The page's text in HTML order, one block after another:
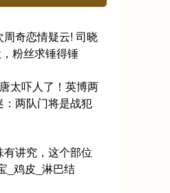
奇恋情疑云! 司晓
粉丝求锤得锤
太吓人了！英博两
：两队门将是战犯
有讲究，这个部位
_鸡皮_淋巴结